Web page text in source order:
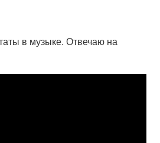
в музыке. Отвечаю на